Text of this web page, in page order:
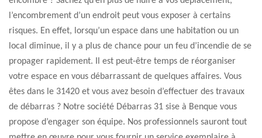
l’encombrement d’un endroit peut vous exposer à certains
risques. En effet, lorsqu’un espace dans une habitation ou un
local diminue, il y a plus de chance pour un feu d’incendie de se
propager rapidement. Il est peut-être temps de réorganiser
votre espace en vous débarrassant de quelques affaires. Vous
êtes dans le 31420 et vous avez besoin d’effectuer des travaux
de débarras ? Notre société Débarras 31 sise à Benque vous
propose d’engager son équipe. Nos professionnels sauront tout